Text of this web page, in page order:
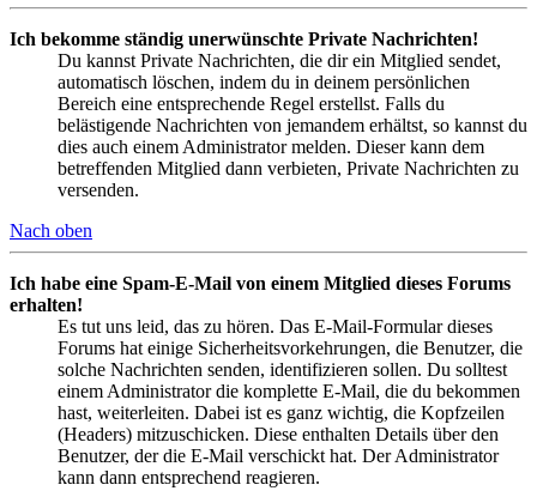
Ich bekomme ständig unerwünschte Private Nachrichten!
Du kannst Private Nachrichten, die dir ein Mitglied sendet,
automatisch löschen, indem du in deinem persönlichen
Bereich eine entsprechende Regel erstellst. Falls du
belästigende Nachrichten von jemandem erhältst, so kannst du
dies auch einem Administrator melden. Dieser kann dem
betreffenden Mitglied dann verbieten, Private Nachrichten zu
versenden.
Nach oben
Ich habe eine Spam-E-Mail von einem Mitglied dieses Forums
erhalten!
Es tut uns leid, das zu hören. Das E-Mail-Formular dieses
Forums hat einige Sicherheitsvorkehrungen, die Benutzer, die
solche Nachrichten senden, identifizieren sollen. Du solltest
einem Administrator die komplette E-Mail, die du bekommen
hast, weiterleiten. Dabei ist es ganz wichtig, die Kopfzeilen
(Headers) mitzuschicken. Diese enthalten Details über den
Benutzer, der die E-Mail verschickt hat. Der Administrator
kann dann entsprechend reagieren.